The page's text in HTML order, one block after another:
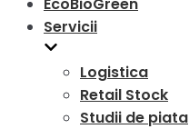
Servicii
Logistica
Retail Stock
Studii de piata